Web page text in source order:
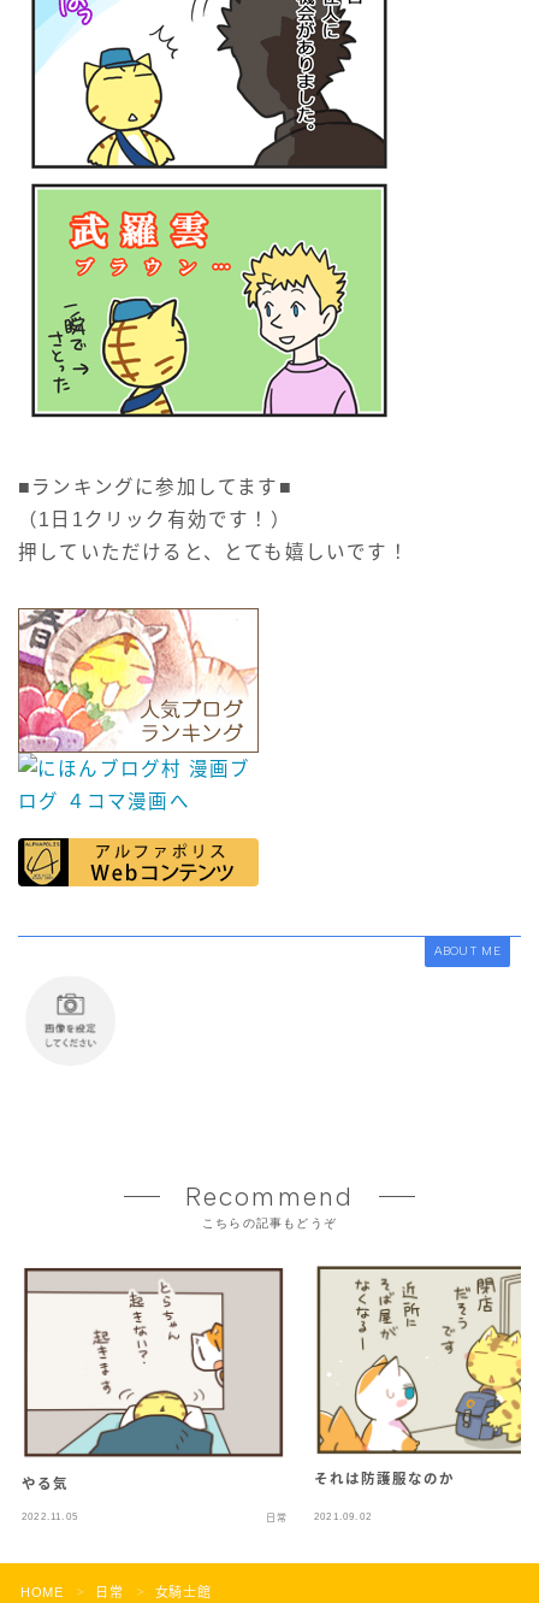
■ランキングに参加してます■
（1日1クリック有効です！）
押していただけると、とても嬉しいです！
ABOUT ME
Recommend
こちらの記事もどうぞ
やる気
2022.11.05 日常
それは防護服なのか
2021.09.02
HOME ＞ 日常 ＞ 女騎士館